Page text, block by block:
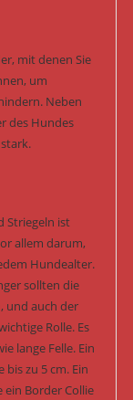
mit denen Sie
um
Neben
des Hundes
Striegeln ist
allem darum,
Hundealter.
sollten die
und auch der
Rolle. Es
lange Felle. Ein
bis zu 5 cm. Ein
Border Collie